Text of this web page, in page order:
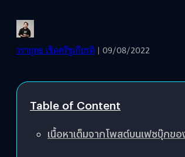
วรายุทธ เชิดศรีชูเกียรติ | 09/08/2022
Table of Content
เนื้อหาเต็มจากโพสต์บนเฟซบุ๊ก